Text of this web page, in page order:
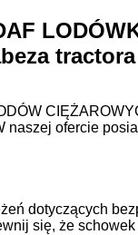
tractora
naszej ofercie
dotyczących
się, że